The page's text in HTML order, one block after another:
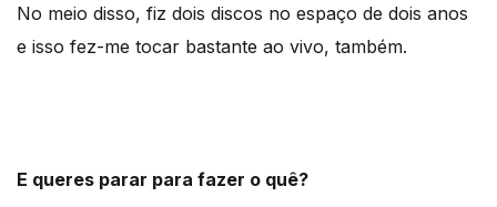
No meio disso, fiz dois discos no espaço de dois anos
e isso fez-me tocar bastante ao vivo, também.
E queres parar para fazer o quê?